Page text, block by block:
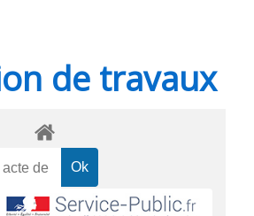
de travaux